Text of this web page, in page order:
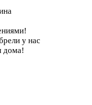
у нас
дома!